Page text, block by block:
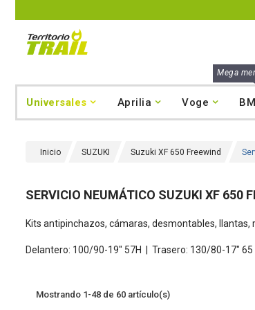
Mega
Universales Aprilia Voge
Inicio SUZUKI Suzuki XF 650 Freewind
SERVICIO NEUMÁTICO SUZUKI XF 650
Kits antipinchazos, cámaras, desmontables, llantas,
Delantero: 100/90-19" 57H | Trasero: 130/80-17" 65
Mostrando 1-48 de 60 artículo(s)